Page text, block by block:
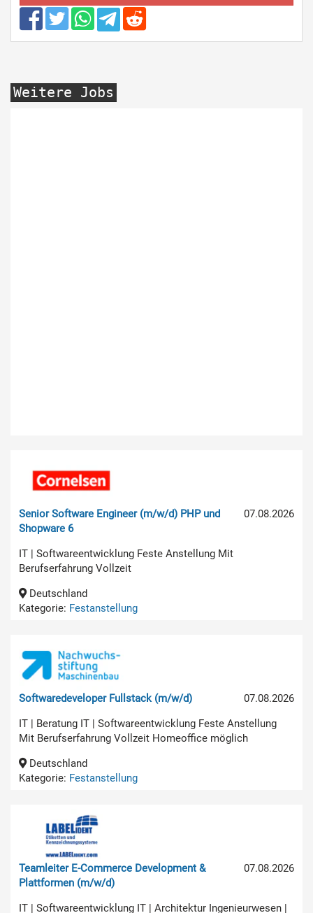
Weitere Jobs
07.08.2026
Senior Software Engineer (m/w/d) PHP und
Shopware 6
IT | Softwareentwicklung Feste Anstellung Mit
Berufserfahrung Vollzeit
Deutschland
Kategorie: Festanstellung
07.08.2026
Softwaredeveloper Fullstack (m/w/d)
IT | Beratung IT | Softwareentwicklung Feste Anstellung
Mit Berufserfahrung Vollzeit Homeoffice möglich
Deutschland
Kategorie: Festanstellung
07.08.2026
Teamleiter E-Commerce Development &
Plattformen (m/w/d)
IT | Softwareentwicklung IT | Architektur Ingenieurwesen |